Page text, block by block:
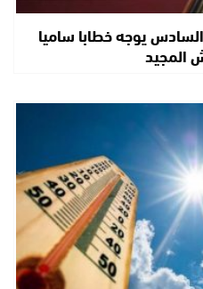
يوجه خطابا ساميا
المجيد